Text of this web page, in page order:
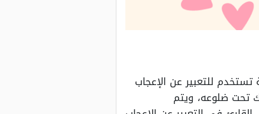
للتعبير عن الإعجاب
تحت ضلوعه، ويتم